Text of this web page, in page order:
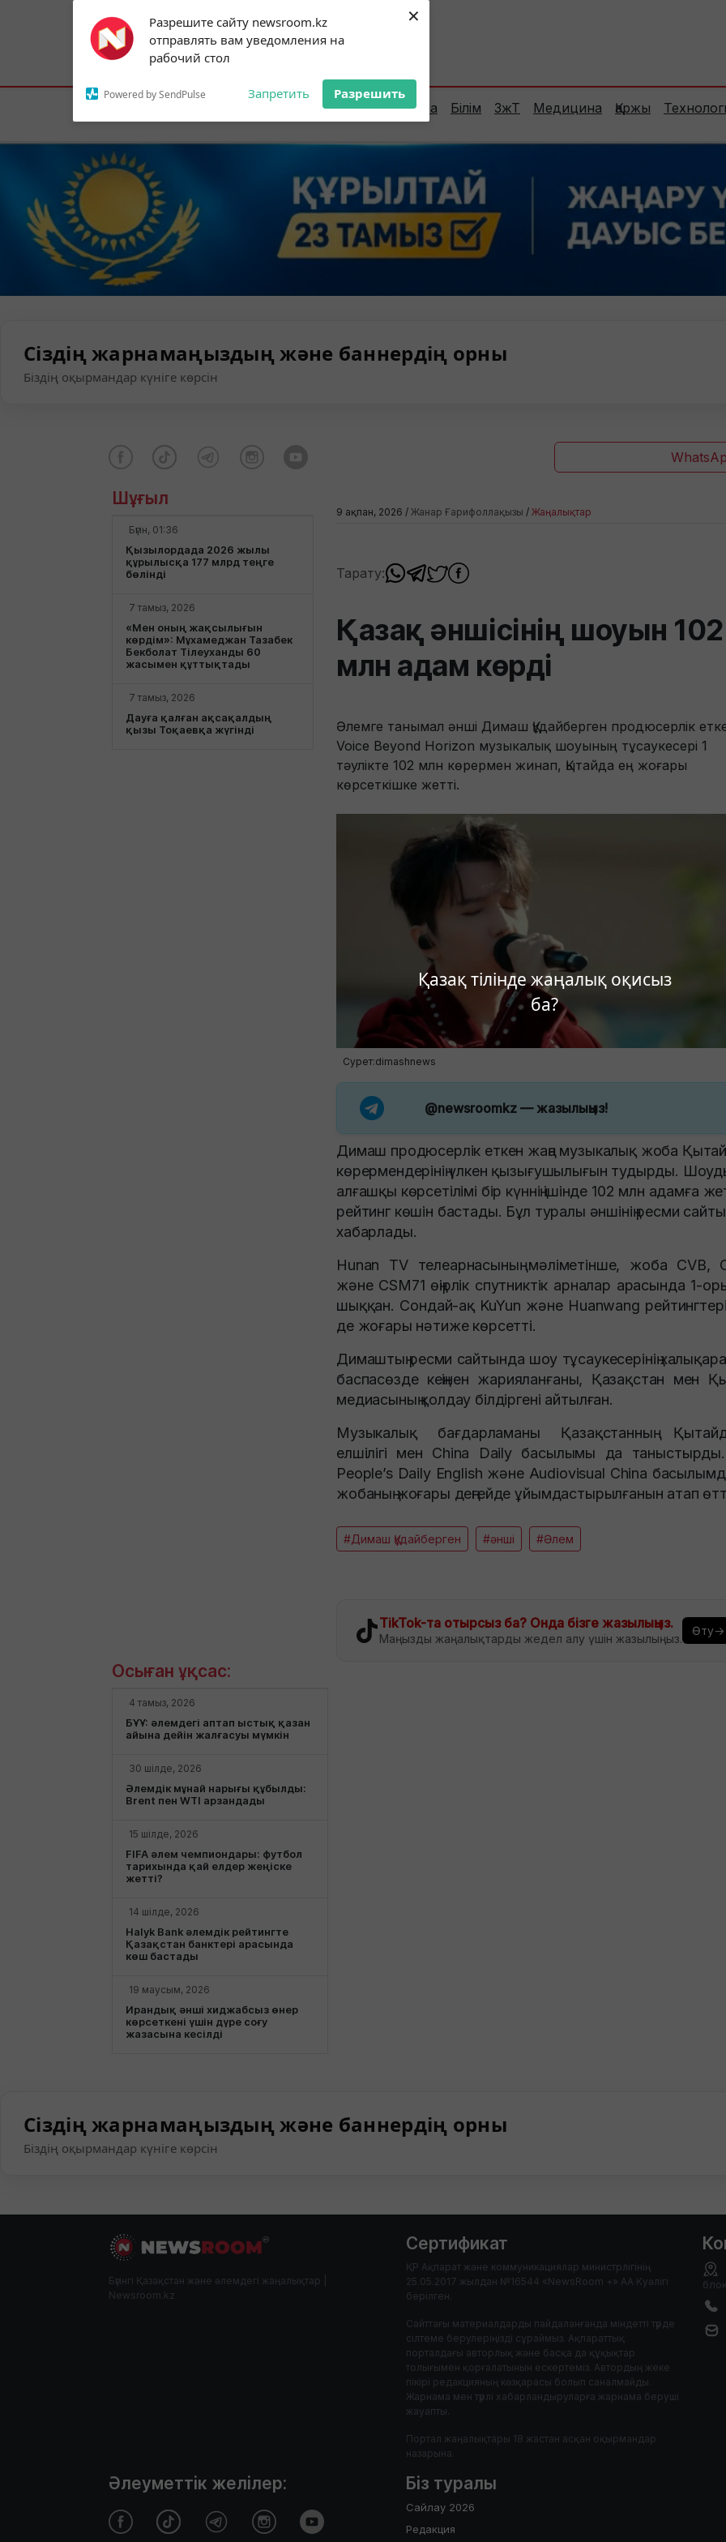
Разрешите сайту newsroom.kz
отправлять вам уведомления на
рабочий стол
Powered by SendPulse Запретить Разрешить
×
Қазақ тілінде жаңалық оқисыз
ба?
Subscribe to our
notifications!
To enable permission prompts, click on
the notification icon
Астана:21°C Алматы:29°C Шымкент:
Елорда Сараптама Білім ЗжТ Медицина Қаржы
Сіздің жарнамаңыздың және баннердің орны
Біздің оқырмандар күніге көрсін
Шұғыл
Бүгін, 01:36
Қызылордада 2026 жылы
құрылысқа 177 млрд теңге
бөлінді
7 тамыз, 2026
«Мен оның жақсылығын
көрдім»: Мұхамеджан Тазабек
Бекболат Тілеуханды 60
жасымен құттықтады
7 тамыз, 2026
Дауға қалған ақсақалдың
қызы Тоқаевқа жүгінді
9 ақпан, 2026 / Жанар Ғарифоллақызы / Жаңалықтар
Тарату:
Қазақ әншісінің шоуын 102
млн адам көрді
Әлемге танымал әнші Димаш Құдайберген продюсерлік
Voice Beyond Horizon музыкалық шоуының тұсаукесері 1
тәулікте 102 млн көрермен жинап, Қытайда ең жоғары
көрсеткішке жетті.
Сурет:dimashnews
@newsroomkz— жазылыңыз!
Димаш продюсерлік еткен жаңа музыкалық жоба
көрермендерінің үлкен қызығушылығын тудырды.
алғашқы көрсетілімі бір күннің ішінде 102 млн адамға
рейтинг көшін бастады. Бұл туралы әншінің ресми сайты
хабарлады.
Hunan TV телеарнасының мәліметінше, жоба CVB,
және CSM71 өңірлік спутниктік арналар арасында 1-
шыққан. Сондай-ақ KuYun және Huanwang
де жоғары нәтиже көрсетті.
Димаштың ресми сайтында шоу тұсаукесерінің
баспасөзде кеңінен жарияланғаны, Қазақстан мен
медиасының қолдау білдіргені айтылған.
Музыкалық бағдарламаны Қазақстанның
елшілігі мен China Daily басылымы да
People’s Daily English және Audiovisual China
жобаның жоғары деңгейде ұйымдастырылғанын атап
#Димаш Құдайберген #әнші #Әлем
TikTok-та отырсыз ба? Онда бізге жазылыңыз.
Маңызды жаңалықтарды жедел алу үшін жазылыңыз.
Өту→
Осыған ұқсас:
4 тамыз, 2026
БҰҰ: әлемдегі аптап ыстық қазан
айына дейін жалғасуы мүмкін
30 шілде, 2026
Әлемдік мұнай нарығы құбылды:
Brent пен WTI арзандады
15 шілде, 2026
FIFA әлем чемпиондары: футбол
тарихында қай елдер жеңіске
жетті?
14 шілде, 2026
Halyk Bank әлемдік рейтингте
Қазақстан банктері арасында
көш бастады
19 маусым, 2026
Ирандық әнші хиджабсыз өнер
көрсеткені үшін дүре соғу
жазасына кесілді
Сіздің жарнамаңыздың және баннердің орны
Біздің оқырмандар күніге көрсін
Бүгінгі Қазақстан және әлемдегі жаңалықтар |
Newsroom.kz
Сертификат
ҚР Ақпарат және коммуникациялар министрлігінің
25.05.2017 жылдан №16544 «NewsRoom +» АА Куәлігі
берілген.
Сайттағы материалдарды пайдаланғанда міндетті түрде
сілтеме берулеріңізді сұраймыз. Ақпараттық
порталдағы авторлық және басқа да құқықтар
толығымен қорғалатынын ескертеміз. Автордың жеке
пікірі редакцияның көзқарасы болып саналмайды.
Жарнама мен түрлі хабарландыруларға жарнама беруші
жауапты.
Портал жаңалықтары 18 жастан асқан оқырмандар
назарына.
Біз туралы
Сайлау 2026
Редакция
Әлеуметтік желілер: